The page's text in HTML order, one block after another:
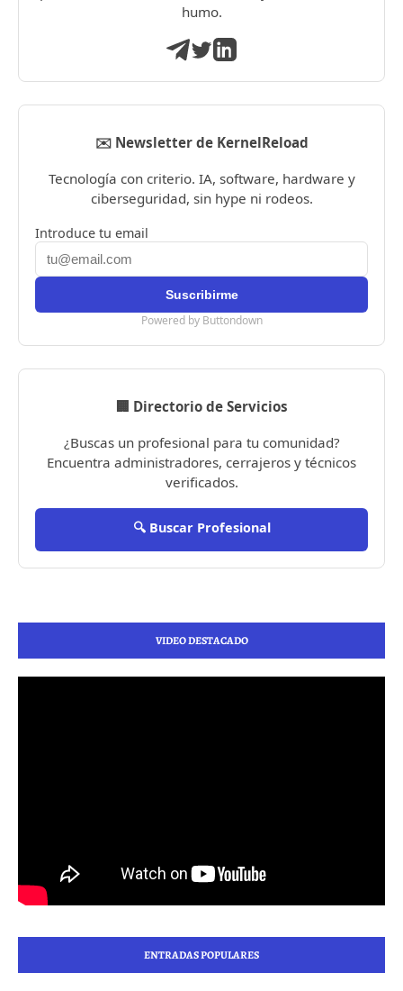
humo.
✉️ Newsletter de KernelReload
Tecnología con criterio. IA, software, hardware y
ciberseguridad, sin hype ni rodeos.
Introduce tu email
Powered by Buttondown
🏢 Directorio de Servicios
¿Buscas un profesional para tu comunidad?
Encuentra administradores, cerrajeros y técnicos
verificados.
🔍 Buscar Profesional
VIDEO DESTACADO
ENTRADAS POPULARES